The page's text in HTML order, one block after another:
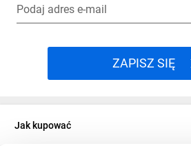
Podaj adres e-mail
ZAPISZ SIĘ
Jak kupować